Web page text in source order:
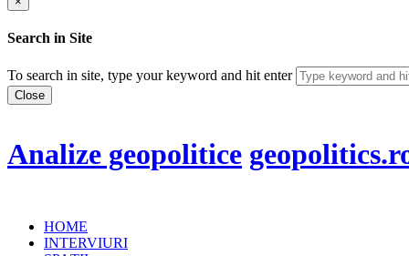
Search in Site
To search in site, type your keyword and hit enter
Close
Analize geopolitice
HOME
INTERVIURI